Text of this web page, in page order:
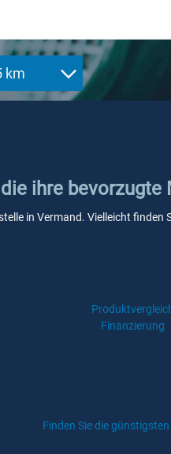
km
ihre bevorzugte
in Vermand. Vielleicht
Finanzierung
Finden Sie die